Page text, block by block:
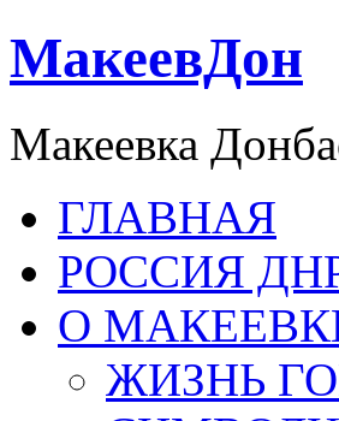
МакеевДон
Макеевка
ГЛАВНАЯ
РОССИЯ
О
ЖИЗНЬ